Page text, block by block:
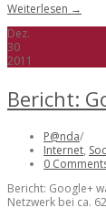
Weiterlesen →
Dez.
30
2011
Bericht:
P@nda/
Internet,
0
Bericht: Google+
Netzwerk bei ca.